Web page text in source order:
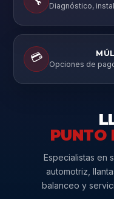
Diagnóstico,
💳
Opciones de
PUNTO
Especialistas en
automotriz,
balanceo y